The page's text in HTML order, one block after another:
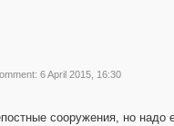
6 April 2015, 16:30
сооружения, но надо